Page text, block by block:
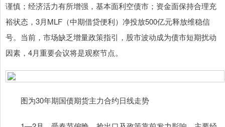
谨慎；经济活力有所增强，基本面利空债市；资金面保持合理充
裕状态，3月MLF（中期借贷便利）净投放500亿元释放维稳信
号。当前，市场缺乏增量政策指引，股市波动成为债市短期扰动
因素，4月重要会议将是观察节点。
图为30年期国债期货主力合约日线走势